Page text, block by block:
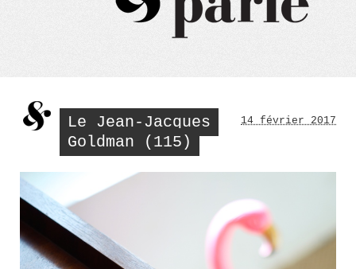
Le Jean-Jacques
Goldman (115)
14 février 2017